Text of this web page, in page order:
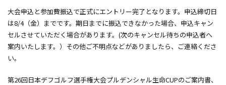
大会申込と参加費振込で正式にエントリー完了となります。申込締切日
は8/4（金）までです。期日までに振込できなかった場合、申込キャン
セルさせていただく場合があります。(次のキャンセル待ちの申込者へ
案内いたします。）その他ご不明点などがありましたら、ご連絡くださ
い。
第26回日本デフゴルフ選手権大会プルデンシャル生命CUPのご案内書、